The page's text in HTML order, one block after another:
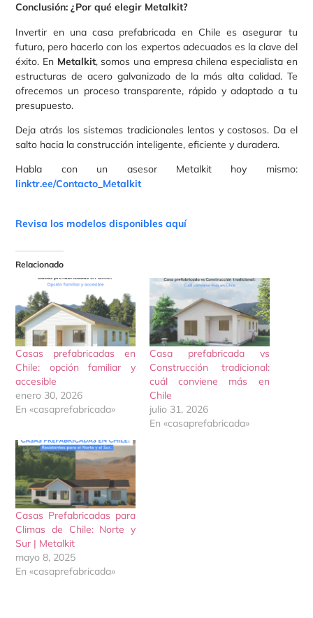
Conclusión: ¿Por qué elegir Metalkit?
Invertir en una casa prefabricada en Chile es asegurar tu
futuro, pero hacerlo con los expertos adecuados es la clave del
éxito. En Metalkit, somos una empresa chilena especialista en
estructuras de acero galvanizado de la más alta calidad. Te
ofrecemos un proceso transparente, rápido y adaptado a tu
presupuesto.
Deja atrás los sistemas tradicionales lentos y costosos. Da el
salto hacia la construcción inteligente, eficiente y duradera.
Habla con un asesor Metalkit hoy mismo:
linktr.ee/Contacto_Metalkit
Revisa los modelos disponibles aquí
Relacionado
Casas prefabricadas en
Chile: opción familiar y
accesible
enero 30, 2026
En «casaprefabricada»
Casa prefabricada vs
Construcción tradicional:
cuál conviene más en
Chile
julio 31, 2026
En «casaprefabricada»
Casas Prefabricadas para
Climas de Chile: Norte y
Sur | Metalkit
mayo 8, 2025
En «casaprefabricada»